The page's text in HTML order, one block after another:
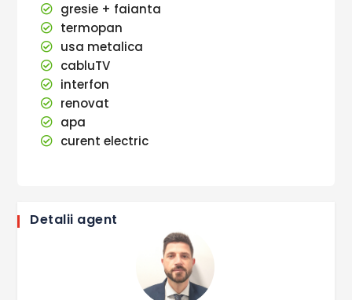
gresie + faianta
termopan
usa metalica
cabluTV
interfon
renovat
apa
curent electric
Detalii agent